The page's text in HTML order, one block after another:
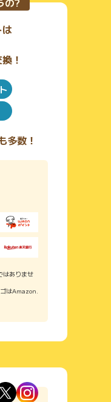
！
多数！
はありませ
はAmazon.